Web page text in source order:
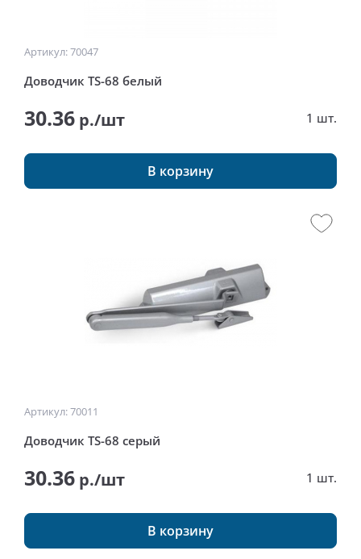
Артикул: 70047
Доводчик TS-68 белый
30.36 р./шт 1 шт.
В корзину
Артикул: 70011
Доводчик TS-68 серый
30.36 р./шт 1 шт.
В корзину